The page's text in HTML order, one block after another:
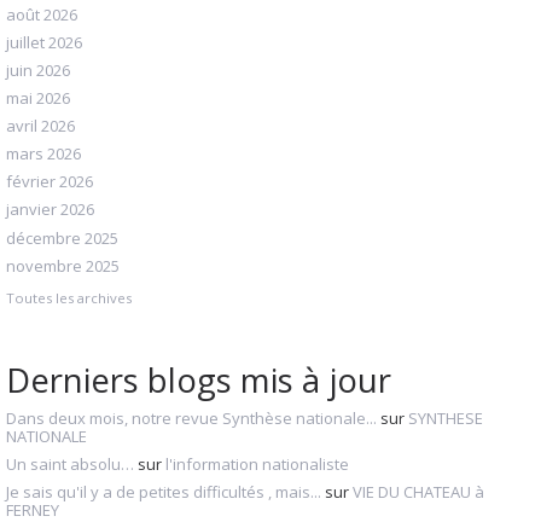
août 2026
juillet 2026
juin 2026
mai 2026
avril 2026
mars 2026
février 2026
janvier 2026
décembre 2025
novembre 2025
Toutes les archives
Derniers blogs mis à jour
Dans deux mois, notre revue Synthèse nationale... sur SYNTHESE
NATIONALE
Un saint absolu… sur l'information nationaliste
Je sais qu'il y a de petites difficultés , mais... surVIE DU CHATEAU à
FERNEY